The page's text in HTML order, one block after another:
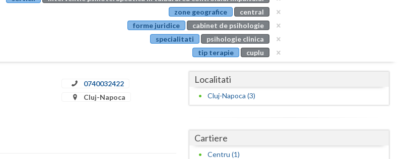
Buzau
Calarasi
Caras-Severin
Covasna
Dolj
zone geografice
central
forme juridice
cabinet de psihologie
specialitati
psihologie clinica
tip terapie
cuplu
0740032422
Cluj-Napoca
Localitati
Cluj-Napoca (3)
Cartiere
Centru (1)